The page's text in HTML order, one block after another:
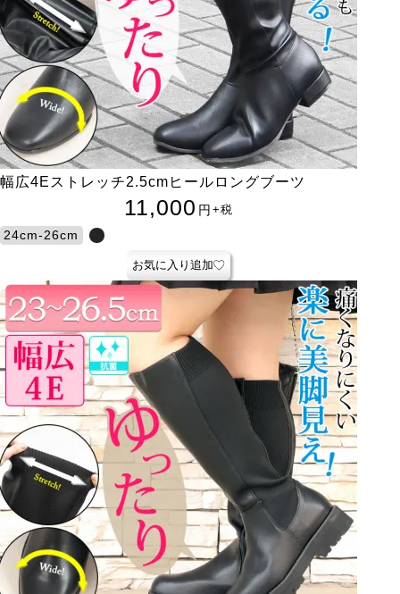
幅広4Eストレッチ2.5cmヒールロングブーツ
11,000 円 +税
24cm-26cm
お気に入り追加